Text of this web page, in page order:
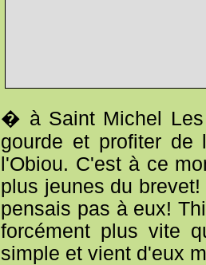
� à Saint Michel Les
gourde et profiter de
l'Obiou. C'est à ce
plus jeunes du
pensais pas à eux!
forcément plus vite
simple et vient d'eux